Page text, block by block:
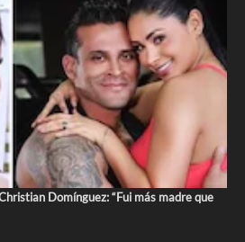
Domínguez: “Fui más madre que